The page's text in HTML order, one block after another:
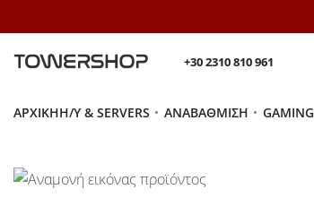
+30 2310 810 961
ΑΡΧΙΚΉH/Y & SERVERS ΑΝΑΒΆΘΜΙΣΗ GAMING